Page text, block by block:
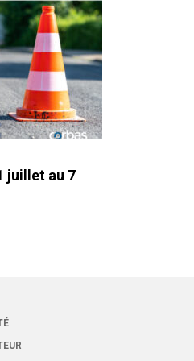
juillet au 7